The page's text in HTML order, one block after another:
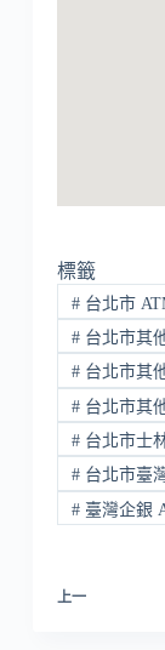
標籤
#台北市
#台北市其
#台北市其
#台北市其
#台北市士
#台北市臺
#臺灣企銀
上一